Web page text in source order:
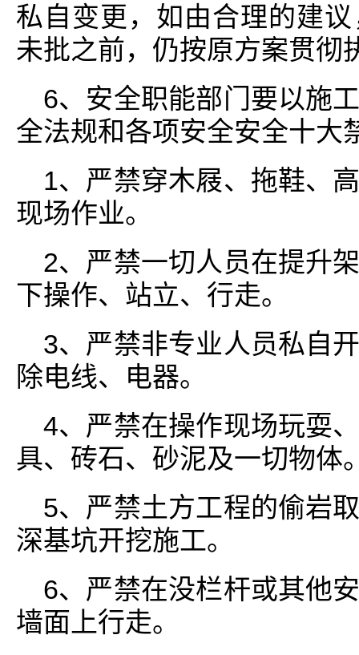
私自变更，如由合理的建
未批之前，仍按原方案贯彻
6、安全职能部门要以施
全法规和各项安全安全十大
1、严禁穿木屐、拖鞋、
现场作业。
2、严禁一切人员在提升
下操作、站立、行走。
3、严禁非专业人员私自
除电线、电器。
4、严禁在操作现场玩耍
具、砖石、砂泥及一切物体
5、严禁土方工程的偷岩
深基坑开挖施工。
6、严禁在没栏杆或其他
墙面上行走。